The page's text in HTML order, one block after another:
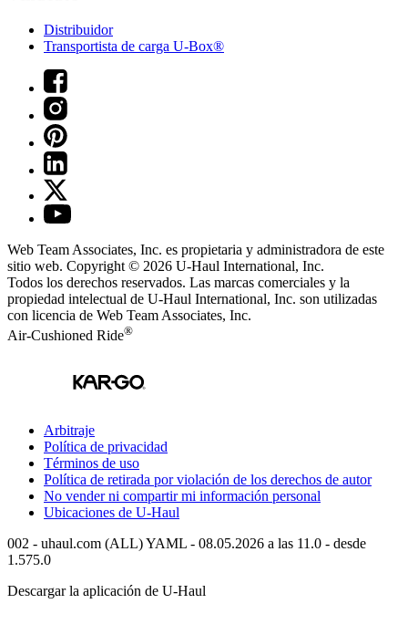
Distribuidor
Transportista de carga U-Box®
Web Team Associates, Inc. es propietaria y administradora de este
sitio web. Copyright © 2026 U-Haul International, Inc.
Todos los derechos reservados. Las marcas comerciales y la
propiedad intelectual de U-Haul International, Inc. son utilizadas
con licencia de Web Team Associates, Inc.
Air-Cushioned Ride®
Arbitraje
Política de privacidad
Términos de uso
Política de retirada por violación de los derechos de autor
No vender ni compartir mi información personal
Ubicaciones de U-Haul
002 - uhaul.com (ALL) YAML - 08.05.2026 a las 11.0 - desde
1.575.0
Descargar la aplicación de U-Haul